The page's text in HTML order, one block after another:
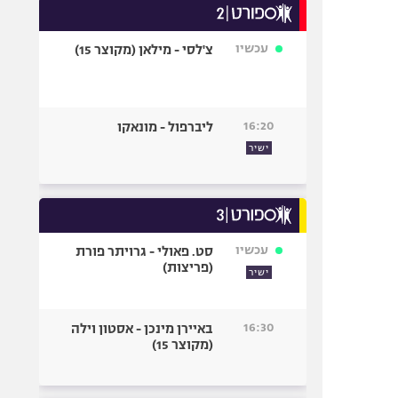
עכשיו צ'לסי - מילאן (מקוצר 15)
16:20
ישיר
ליברפול - מונאקו
עכשיו
ישיר
סט. פאולי - גרויתר פורת
(פריצות)
16:30
באיירן מינכן - אסטון וילה
(מקוצר 15)